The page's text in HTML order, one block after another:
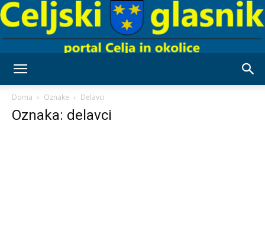
Doma Oznake Delavci
Oznaka: delavci